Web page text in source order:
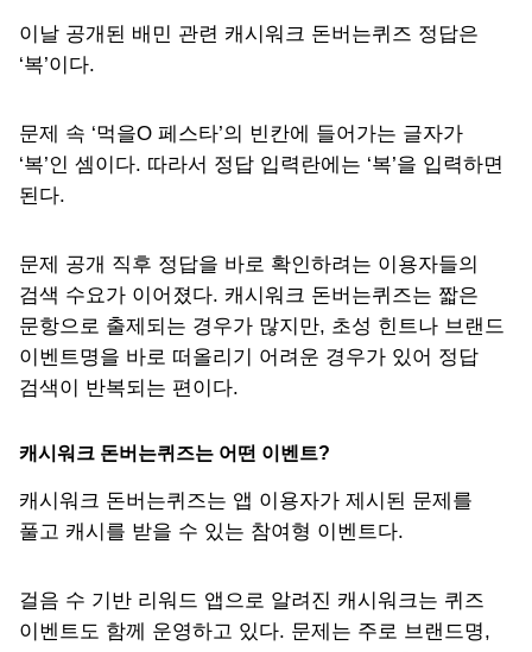
이날 공개된 배민 관련 캐시워크 돈버는퀴즈 정답은
‘복’이다.
문제 속 ‘먹을O 페스타’의 빈칸에 들어가는 글자가
‘복’인 셈이다. 따라서 정답 입력란에는 ‘복’을 입력하면
된다.
문제 공개 직후 정답을 바로 확인하려는 이용자들의
검색 수요가 이어졌다. 캐시워크 돈버는퀴즈는 짧은
문항으로 출제되는 경우가 많지만, 초성 힌트나 브랜드
이벤트명을 바로 떠올리기 어려운 경우가 있어 정답
검색이 반복되는 편이다.
캐시워크 돈버는퀴즈는 어떤 이벤트?
캐시워크 돈버는퀴즈는 앱 이용자가 제시된 문제를
풀고 캐시를 받을 수 있는 참여형 이벤트다.
걸음 수 기반 리워드 앱으로 알려진 캐시워크는 퀴즈
이벤트도 함께 운영하고 있다. 문제는 주로 브랜드명,